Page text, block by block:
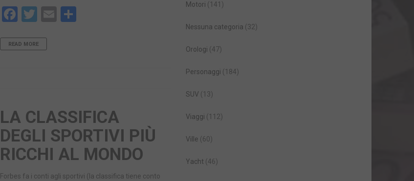
Facebook
TwitterEmail
READ MORE
LA CLASSIFICA
DEGLI SPORTIVI PIÙ
RICCHI AL MONDO
Forbes fa i conti agli sportivi (la classifica tiene conto
Motori (141)
Nessuna categoria (32)
Orologi (47)
Personaggi (184)
SUV (13)
Viaggi (112)
Ville (60)
Yacht (46)